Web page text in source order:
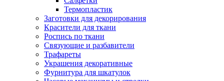
Термопластик
Заготовки для декорирования
Красители для ткани
Роспись по ткани
Связующие и разбавители
Трафареты
Украшения декоративные
Фурнитура для шкатулок